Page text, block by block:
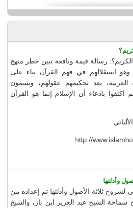
رسالة قيمة ونافعة تبين خطر منهج
استقلالهم في فهم القرآن بناء على
بعد تحكيمهم عقولهم، ويسمون
اكتفوا بادعاء أن الإسلام إنما هو القرآن
http://
وأدلتها
ثلاثة الأصول وأدلتها تم إعداده من
الشيخ عبد العزيز ابن باز، والشيخ